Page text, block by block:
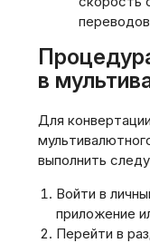
переводов
в
Для
выполнить
Войти в
приложение
Перейти в